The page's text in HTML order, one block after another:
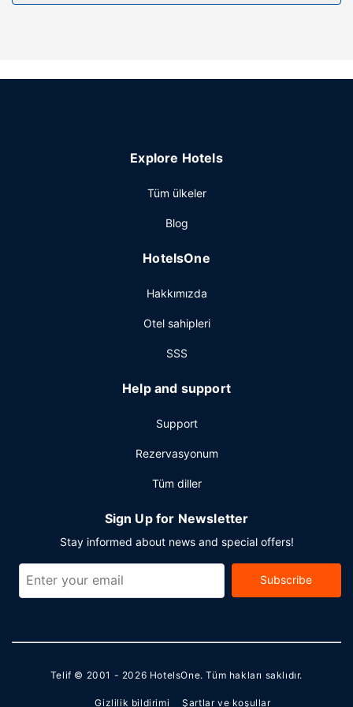
Explore Hotels
Tüm ülkeler
Blog
HotelsOne
Hakkımızda
Otel sahipleri
SSS
Help and support
Support
Rezervasyonum
Tüm diller
Sign Up for Newsletter
Stay informed about news and special offers!
Subscribe
Telif © 2001 - 2026 HotelsOne. Tüm hakları saklıdır.
Gizlilik bildirimi Şartlar ve koşullar